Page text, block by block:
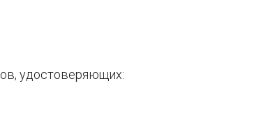
удостоверяющих: